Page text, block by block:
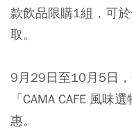
款飲品限購1組，可於
取。
9月29日至10月5日，
「CAMA CAFE 風味
惠。